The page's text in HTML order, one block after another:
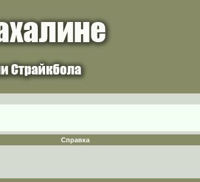
Справка